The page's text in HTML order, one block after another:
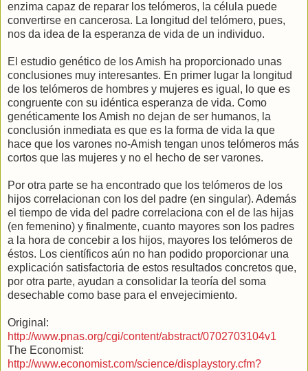
enzima capaz de reparar los telómeros, la célula puede
convertirse en cancerosa. La longitud del telómero, pues,
nos da idea de la esperanza de vida de un individuo.
El estudio genético de los Amish ha proporcionado unas
conclusiones muy interesantes. En primer lugar la longitud
de los telómeros de hombres y mujeres es igual, lo que es
congruente con su idéntica esperanza de vida. Como
genéticamente los Amish no dejan de ser humanos, la
conclusión inmediata es que es la forma de vida la que
hace que los varones no-Amish tengan unos telómeros más
cortos que las mujeres y no el hecho de ser varones.
Por otra parte se ha encontrado que los telómeros de los
hijos correlacionan con los del padre (en singular). Además
el tiempo de vida del padre correlaciona con el de las hijas
(en femenino) y finalmente, cuanto mayores son los padres
a la hora de concebir a los hijos, mayores los telómeros de
éstos. Los científicos aún no han podido proporcionar una
explicación satisfactoria de estos resultados concretos que,
por otra parte, ayudan a consolidar la teoría del soma
desechable como base para el envejecimiento.
Original:
http://www.pnas.org/cgi/content/abstract/0702703104v1
The Economist:
http://www.economist.com/science/displaystory.cfm?